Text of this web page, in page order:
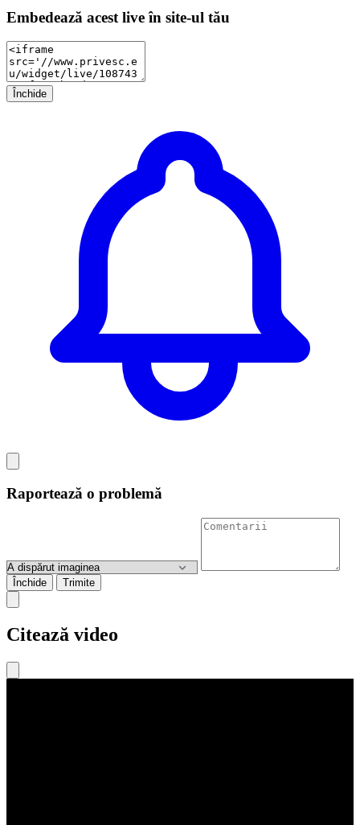
Embedează acest live în site-ul tău
Închide
Raportează o problemă
Închide Trimite
Citează video